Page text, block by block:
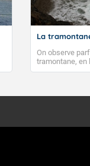
La
On observe
tramontane, en
de forêt. Mais
à nord-ouest,
monts, en